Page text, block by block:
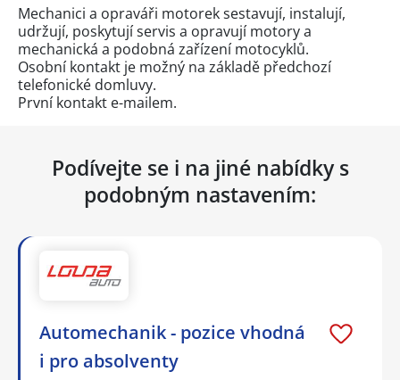
Mechanici a opraváři motorek sestavují, instalují,
udržují, poskytují servis a opravují motory a
mechanická a podobná zařízení motocyklů.
Osobní kontakt je možný na základě předchozí
telefonické domluvy.
První kontakt e-mailem.
Podívejte se i na jiné nabídky s
podobným nastavením:
Automechanik - pozice vhodná
i pro absolventy